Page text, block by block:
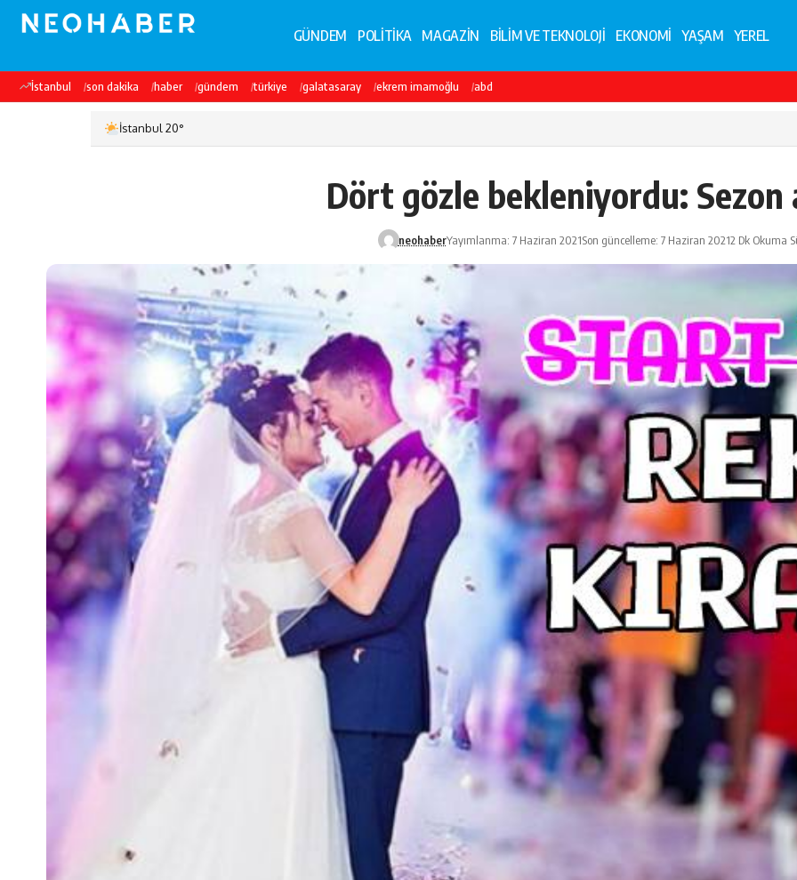
GÜNDEM POLİTİKA MAGAZİN BİLİM VE TEKNOLOJİ EKONOMİ YAŞAM YEREL
İstanbul son dakika haber gündem türkiye galatasaray ekrem imamoğlu abd
İstanbul 20°
Dört gözle bekleniyordu: Sezon
neohaberYayımlanma: 7 Haziran 2021Son güncelleme: 7 Haziran 20212 Dk Okuma